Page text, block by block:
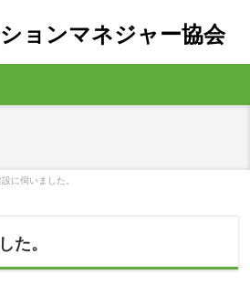
ョンマネジャー協会
に伺いました。
た。